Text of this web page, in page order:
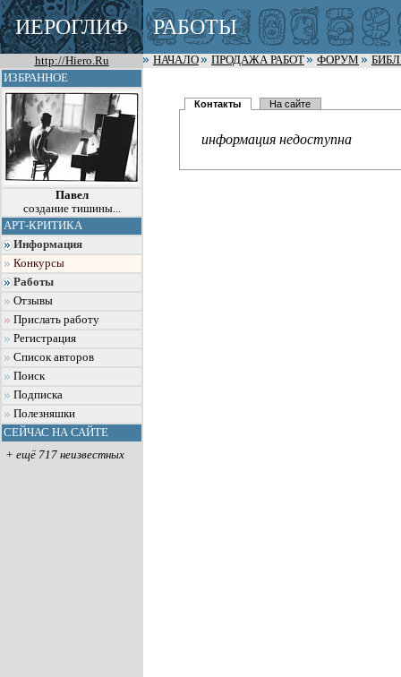
ИЕРОГЛИФ РАБОТЫ
http://Hiero.Ru НАЧАЛО ПРОДАЖА РАБОТ ФОРУМ
ИЗБРАННОЕ
Павел
создание тишины...
АРТ-КРИТИКА
Информация
Конкурсы
Работы
Отзывы
Прислать работу
Регистрация
Список авторов
Поиск
Подписка
Полезняшки
СЕЙЧАС НА САЙТЕ
+ ещё 717 неизвестных
Контакты На сайте
информация недоступна